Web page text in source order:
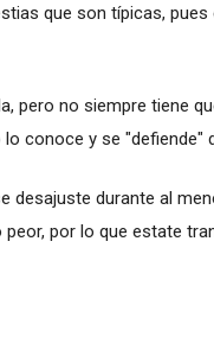
que son típicas, pues
pero no siempre tiene
conoce y se "defiende"
desajuste durante al
por lo que estate